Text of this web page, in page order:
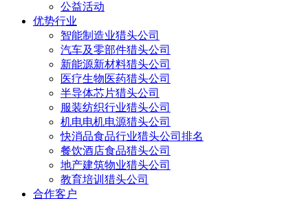
公益活动
优势行业
智能制造业猎头公司
汽车及零部件猎头公司
新能源新材料猎头公司
医疗生物医药猎头公司
半导体芯片猎头公司
服装纺织行业猎头公司
机电电机电源猎头公司
快消品食品行业猎头公司排名
餐饮酒店食品猎头公司
地产建筑物业猎头公司
教育培训猎头公司
合作客户